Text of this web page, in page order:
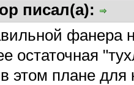
писал(а):
фанера
остаточная
этом плане для